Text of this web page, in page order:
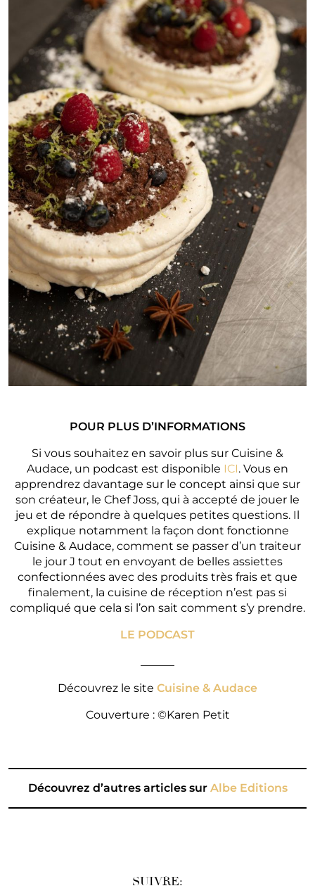
POUR PLUS D’INFORMATIONS
Si vous souhaitez en savoir plus sur Cuisine &
Audace, un podcast est disponible ICI. Vous en
apprendrez davantage sur le concept ainsi que sur
son créateur, le Chef Joss, qui à accepté de jouer le
jeu et de répondre à quelques petites questions. Il
explique notamment la façon dont fonctionne
Cuisine & Audace, comment se passer d’un traiteur
le jour J tout en envoyant de belles assiettes
confectionnées avec des produits très frais et que
finalement, la cuisine de réception n’est pas si
compliqué que cela si l’on sait comment s’y prendre.
LE PODCAST
Découvrez le site Cuisine & Audace
Couverture : ©Karen Petit
Découvrez d’autres articles sur Albe Editions
SUIVRE: